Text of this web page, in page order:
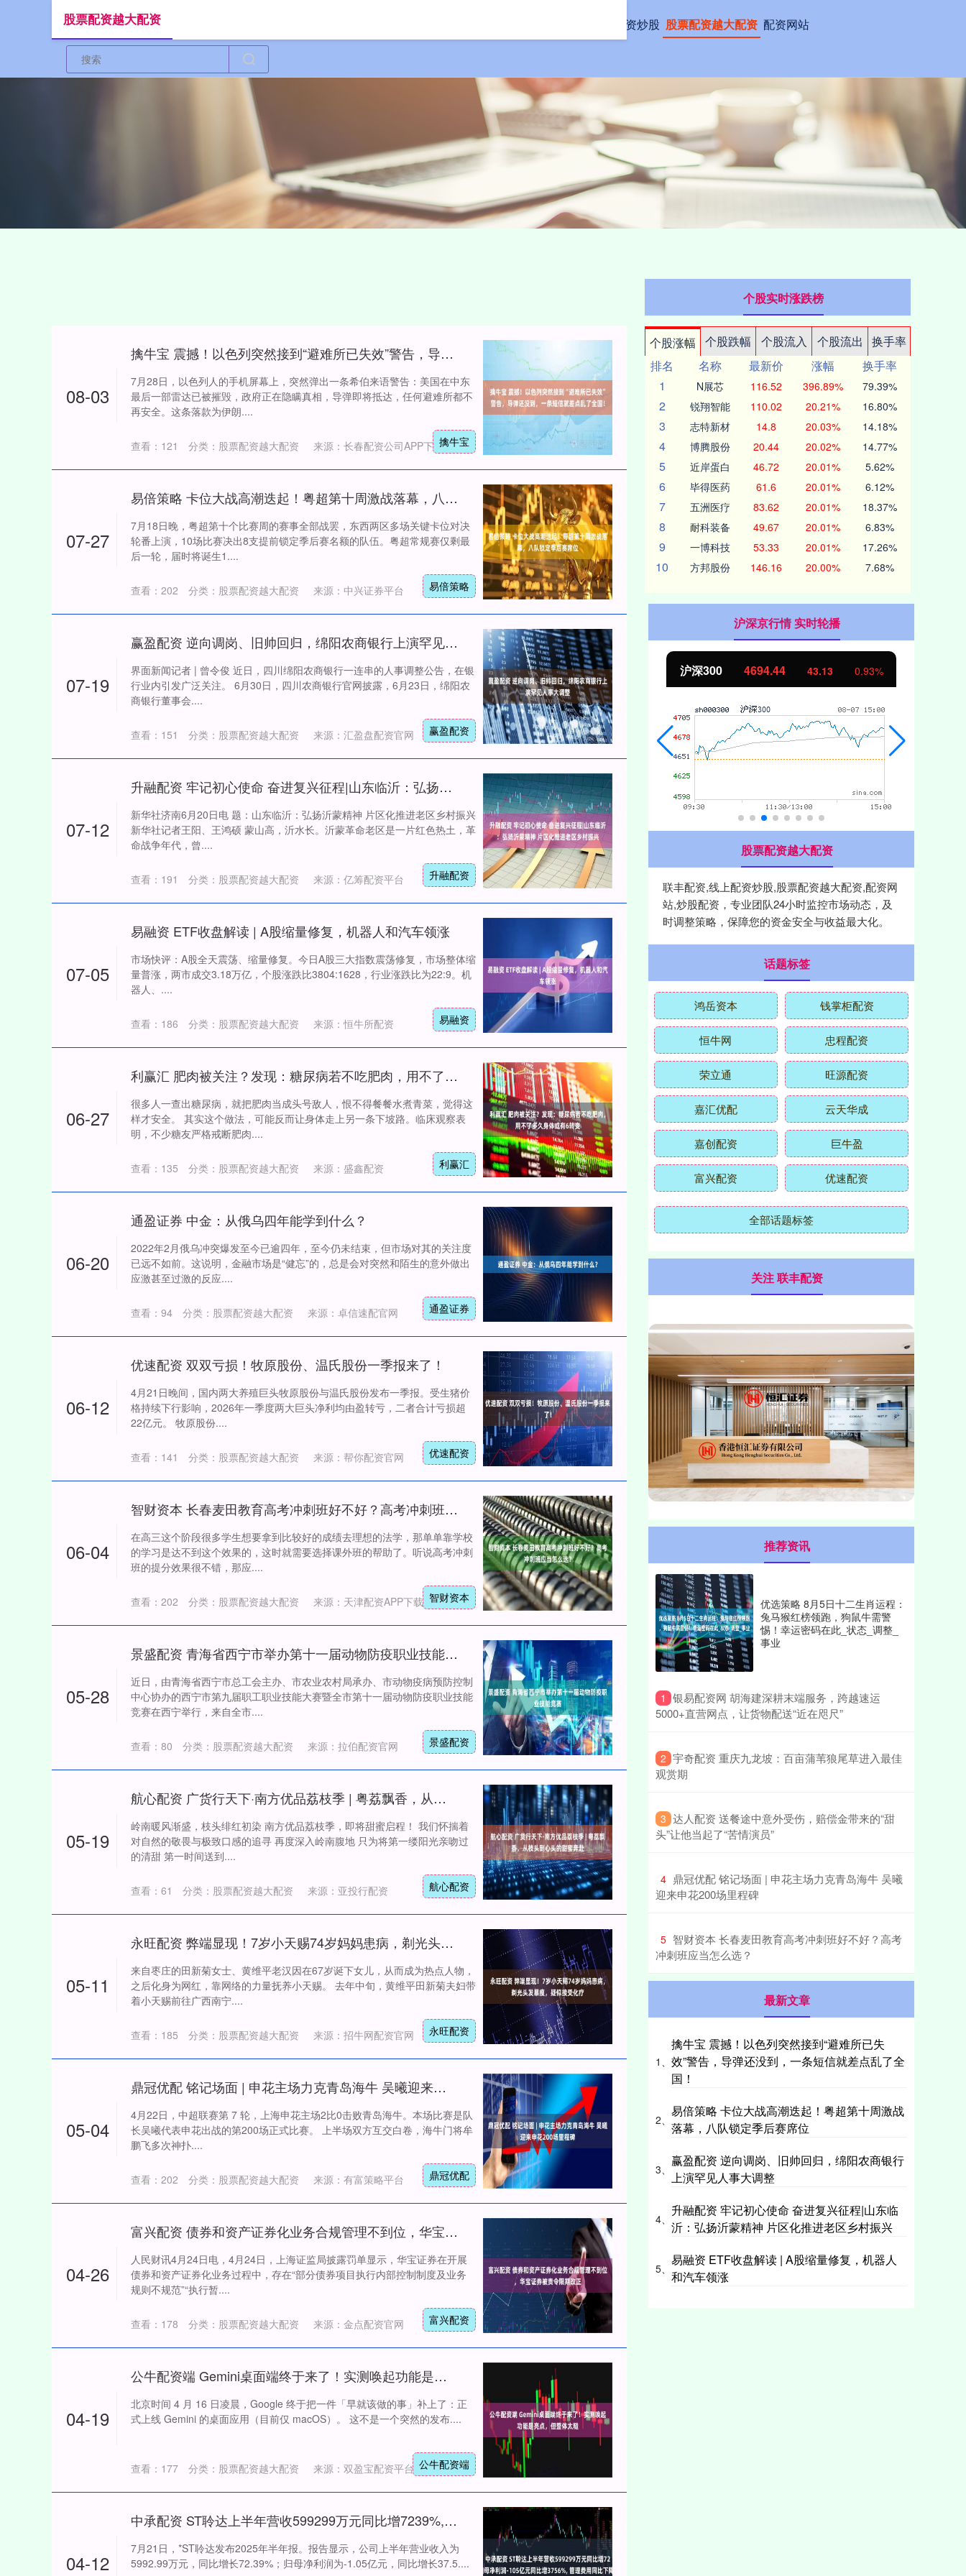
线上配资炒股 股票配资越大配资 配资网站
股票配资越大配资
08-03
擒牛宝 震撼！以色列突然接到“避难所已失效”警告，导弹还没到，一条短信就差点乱了全国！
7月28日，以色列人的手机屏幕上，突然弹出一条希伯来语警告：美国在中东
最后一部雷达已被摧毁，政府正在隐瞒真相，导弹即将抵达，任何避难所都不
再安全。这条落款为伊朗....
擒牛宝
来源：长春配资公司APP下载
查看： 121 分类： 股票配资越大配资
07-27
易倍策略 卡位大战高潮迭起！粤超第十周激战落幕，八队锁定季后赛席位
7月18日晚，粤超第十个比赛周的赛事全部战罢，东西两区多场关键卡位对决
轮番上演，10场比赛决出8支提前锁定季后赛名额的队伍。粤超常规赛仅剩最
后一轮，届时将诞生1....
易倍策略
来源：中兴证券平台
查看： 202 分类： 股票配资越大配资
07-19
赢盈配资 逆向调岗、旧帅回归，绵阳农商银行上演罕见人事大调整
界面新闻记者 | 曾令俊 近日，四川绵阳农商银行一连串的人事调整公告，在银
行业内引发广泛关注。 6月30日，四川农商银行官网披露，6月23日，绵阳农
商银行董事会....
赢盈配资
来源：汇盈盘配资官网
查看： 151 分类： 股票配资越大配资
07-12
升融配资 牢记初心使命 奋进复兴征程|山东临沂：弘扬沂蒙精神 片区化推进老区乡村振兴
新华社济南6月20日电 题：山东临沂：弘扬沂蒙精神 片区化推进老区乡村振兴
新华社记者王阳、王鸿硕 蒙山高，沂水长。沂蒙革命老区是一片红色热土，革
命战争年代，曾....
升融配资
来源：亿筹配资平台
查看： 191 分类： 股票配资越大配资
07-05
易融资 ETF收盘解读 | A股缩量修复，机器人和汽车领涨
市场快评：A股全天震荡、缩量修复。今日A股三大指数震荡修复，市场整体缩
量普涨，两市成交3.18万亿，个股涨跌比3804:1628，行业涨跌比为22:9。机
器人、....
易融资
来源：恒牛所配资
查看： 186 分类： 股票配资越大配资
06-27
利赢汇 肥肉被关注？发现：糖尿病若不吃肥肉，用不了多久身体或有6转变
很多人一查出糖尿病，就把肥肉当成头号敌人，恨不得餐餐水煮青菜，觉得这
样才安全。 其实这个做法，可能反而让身体走上另一条下坡路。临床观察表
明，不少糖友严格戒断肥肉....
利赢汇
来源：盛鑫配资
查看： 135 分类： 股票配资越大配资
06-20
通盈证券 中金：从俄乌四年能学到什么？
2022年2月俄乌冲突爆发至今已逾四年，至今仍未结束，但市场对其的关注度
已远不如前。这说明，金融市场是“健忘”的，总是会对突然和陌生的意外做出
应激甚至过激的反应....
通盈证券
来源：卓信速配官网
查看： 94 分类： 股票配资越大配资
06-12
优速配资 双双亏损！牧原股份、温氏股份一季报来了！
4月21日晚间，国内两大养殖巨头牧原股份与温氏股份发布一季报。受生猪价
格持续下行影响，2026年一季度两大巨头净利均由盈转亏，二者合计亏损超
22亿元。 牧原股份....
优速配资
来源：帮你配资官网
查看： 141 分类： 股票配资越大配资
06-04
智财资本 长春麦田教育高考冲刺班好不好？高考冲刺班应当怎么选？
在高三这个阶段很多学生想要拿到比较好的成绩去理想的法学，那单单靠学校
的学习是达不到这个效果的，这时就需要选择课外班的帮助了。听说高考冲刺
班的提分效果很不错，那应....
智财资本
来源：天津配资APP下载
查看： 202 分类： 股票配资越大配资
05-28
景盛配资 青海省西宁市举办第十一届动物防疫职业技能竞赛
近日，由青海省西宁市总工会主办、市农业农村局承办、市动物疫病预防控制
中心协办的西宁市第九届职工职业技能大赛暨全市第十一届动物防疫职业技能
竞赛在西宁举行，来自全市....
景盛配资
来源：拉伯配资官网
查看： 80 分类： 股票配资越大配资
05-19
航心配资 广货行天下·南方优品荔枝季 | 粤荔飘香，从枝头到心头的甜蜜奔赴
岭南暖风渐盛，枝头绯红初染 南方优品荔枝季，即将甜蜜启程！ 我们怀揣着
对自然的敬畏与极致口感的追寻 再度深入岭南腹地 只为将第一缕阳光亲吻过
的清甜 第一时间送到....
航心配资
来源：亚投行配资
查看： 61 分类： 股票配资越大配资
05-11
永旺配资 弊端显现！7岁小天赐74岁妈妈患病，剃光头发暴瘦，疑似接受化疗
来自枣庄的田新菊女士、黄维平老汉因在67岁诞下女儿，从而成为热点人物，
之后化身为网红，靠网络的力量抚养小天赐。 去年中旬，黄维平田新菊夫妇带
着小天赐前往广西南宁....
永旺配资
来源：招牛网配资官网
查看： 185 分类： 股票配资越大配资
05-04
鼎冠优配 铭记场面 | 申花主场力克青岛海牛 吴曦迎来申花200场里程碑
4月22日，中超联赛第 7 轮，上海申花主场2比0击败青岛海牛。本场比赛是队
长吴曦代表申花出战的第200场正式比赛。 上半场双方互交白卷，海牛门将牟
鹏飞多次神扑....
鼎冠优配
来源：有富策略平台
查看： 202 分类： 股票配资越大配资
04-26
富兴配资 债券和资产证券化业务合规管理不到位，华宝证券被责令限期改正
人民财讯4月24日电，4月24日，上海证监局披露罚单显示，华宝证券在开展
债券和资产证券化业务过程中，存在“部分债券项目执行内部控制制度及业务
规则不规范”“执行暂....
富兴配资
来源：金点配资官网
查看： 178 分类： 股票配资越大配资
04-19
公牛配资端 Gemini桌面端终于来了！实测唤起功能是亮点，但整体太糙
北京时间 4 月 16 日凌晨，Google 终于把一件「早就该做的事」补上了：正
式上线 Gemini 的桌面应用（目前仅 macOS）。 这不是一个突然的发布....
公牛配资端
来源：双盈宝配资平台
查看： 177 分类： 股票配资越大配资
04-12
中承配资 ST聆达上半年营收599299万元同比增7239%, 归母净利润-105亿元同比增3756%, 管理费用同比下降7164%
7月21日，*ST聆达发布2025年半年报。报告显示，公司上半年营业收入为
5992.99万元，同比增长72.39%；归母净利润为-1.05亿元，同比增长37.5....
个股实时涨跌榜
个股涨幅 个股跌幅 个股流入 个股流出
换手率
排名
名称 最新价 涨幅
换手率
1
N展芯 116.52 396.89% 79.39%
2 锐翔智能 110.02 20.21% 16.80%
3 志特新材 14.8 20.03% 14.18%
4 博腾股份 20.44 20.02% 14.77%
5 近岸蛋白 46.72 20.01% 5.62%
6 毕得医药 61.6 20.01% 6.12%
7 五洲医疗 83.62 20.01% 18.37%
8 耐科装备 49.67 20.01% 6.83%
9 一博科技 53.33 20.01% 17.26%
10 方邦股份 146.16 20.00% 7.68%
沪深京行情 实时轮播
深证成指 14311.01 200.89 1.42% 沪深300 4694.44 43.13 0.93% 北证50 1134.24 11.37 1.01%
股票配资越大配资
联丰配资,线上配资炒股,股票配资越大配资,配资网
站,炒股配资，专业团队24小时监控市场动态，及
时调整策略，保障您的资金安全与收益最大化。
话题标签
鸿岳资本 钱掌柜配资
恒牛网 忠程配资
荣立通 旺源配资
嘉汇优配 云天华成
嘉创配资 巨牛盈
富兴配资 优速配资
全部话题标签
关注 联丰配资
推荐资讯
优选策略 8月5日十二生肖运程：
兔马猴红榜领跑，狗鼠牛需警
惕！幸运密码在此_状态_调整_
事业
1 ​银易配资网 胡海建深耕末端服务，跨越速运
5000+直营网点，让货物配送“近在咫尺”
2 ​宇奇配资 重庆九龙坡：百亩蒲苇狼尾草进入最佳
观赏期
3 ​达人配资 送餐途中意外受伤，赔偿金带来的“甜
头”让他当起了“苦情演员”
4 ​鼎冠优配 铭记场面 | 申花主场力克青岛海牛 吴曦
迎来申花200场里程碑
5 ​智财资本 长春麦田教育高考冲刺班好不好？高考
冲刺班应当怎么选？
最新文章
1、
擒牛宝 震撼！以色列突然接到“避难所已失
效”警告，导弹还没到，一条短信就差点乱了全
国！
2、
易倍策略 卡位大战高潮迭起！粤超第十周激战
落幕，八队锁定季后赛席位
3、
赢盈配资 逆向调岗、旧帅回归，绵阳农商银行
上演罕见人事大调整
4、
升融配资 牢记初心使命 奋进复兴征程|山东临
沂：弘扬沂蒙精神 片区化推进老区乡村振兴
5、
易融资 ETF收盘解读 | A股缩量修复，机器人
和汽车领涨